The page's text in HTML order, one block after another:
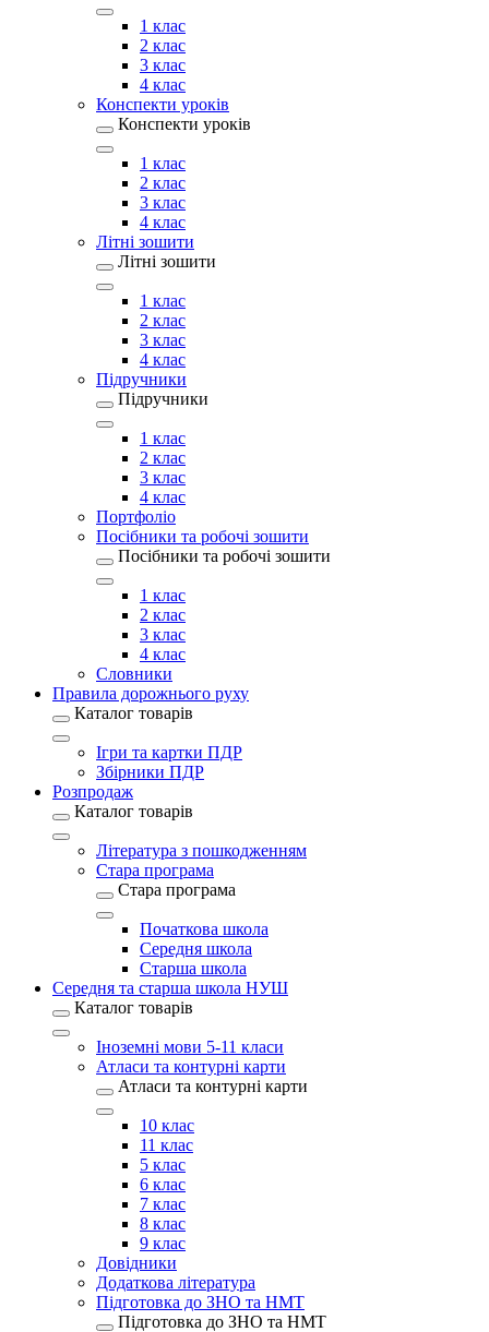
1 клас
2 клас
3 клас
4 клас
Конспекти уроків
Конспекти уроків
1 клас
2 клас
3 клас
4 клас
Літні зошити
Літні зошити
1 клас
2 клас
3 клас
4 клас
Підручники
Підручники
1 клас
2 клас
3 клас
4 клас
Портфоліо
Посібники та робочі зошити
Посібники та робочі зошити
1 клас
2 клас
3 клас
4 клас
Словники
Правила дорожнього руху
Каталог товарів
Ігри та картки ПДР
Збірники ПДР
Розпродаж
Каталог товарів
Література з пошкодженням
Стара програма
Стара програма
Початкова школа
Середня школа
Старша школа
Середня та старша школа НУШ
Каталог товарів
Іноземні мови 5-11 класи
Атласи та контурні карти
Атласи та контурні карти
10 клас
11 клас
5 клас
6 клас
7 клас
8 клас
9 клас
Довідники
Додаткова література
Підготовка до ЗНО та НМТ
Підготовка до ЗНО та НМТ